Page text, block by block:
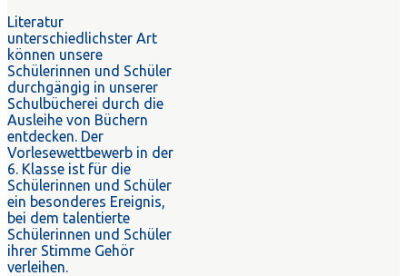
Literatur
unterschiedlichster Art
können unsere
Schülerinnen und Schüler
durchgängig in unserer
Schulbücherei durch die
Ausleihe von Büchern
entdecken. Der
Vorlesewettbewerb in der
6. Klasse ist für die
Schülerinnen und Schüler
ein besonderes Ereignis,
bei dem talentierte
Schülerinnen und Schüler
ihrer Stimme Gehör
verleihen.